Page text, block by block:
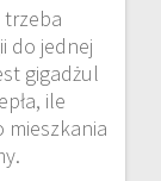
do jednej
gigadżul
ile
mieszkania